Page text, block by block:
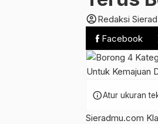
account_circleRedaksi
Facebook
infoAtur ukuran
Sieradmu.com